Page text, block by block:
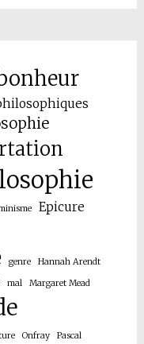
Epicure
genre Hannah Arendt
mal Margaret Mead
Onfray Pascal